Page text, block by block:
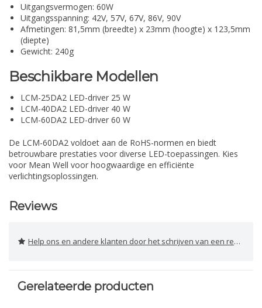
Uitgangsvermogen: 60W
Uitgangsspanning: 42V, 57V, 67V, 86V, 90V
Afmetingen: 81,5mm (breedte) x 23mm (hoogte) x 123,5mm
(diepte)
Gewicht: 240g
Beschikbare Modellen
LCM-25DA2 LED-driver 25 W
LCM-40DA2 LED-driver 40 W
LCM-60DA2 LED-driver 60 W
De LCM-60DA2 voldoet aan de RoHS-normen en biedt
betrouwbare prestaties voor diverse LED-toepassingen. Kies
voor Mean Well voor hoogwaardige en efficiënte
verlichtingsoplossingen.
Reviews
Help ons en andere klanten door het schrijven van een review
Gerelateerde producten